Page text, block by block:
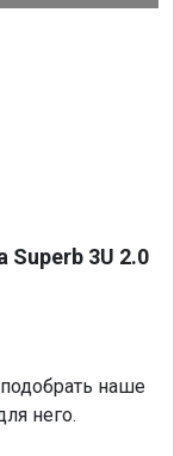
Superb 3U 2.0
наше
него.